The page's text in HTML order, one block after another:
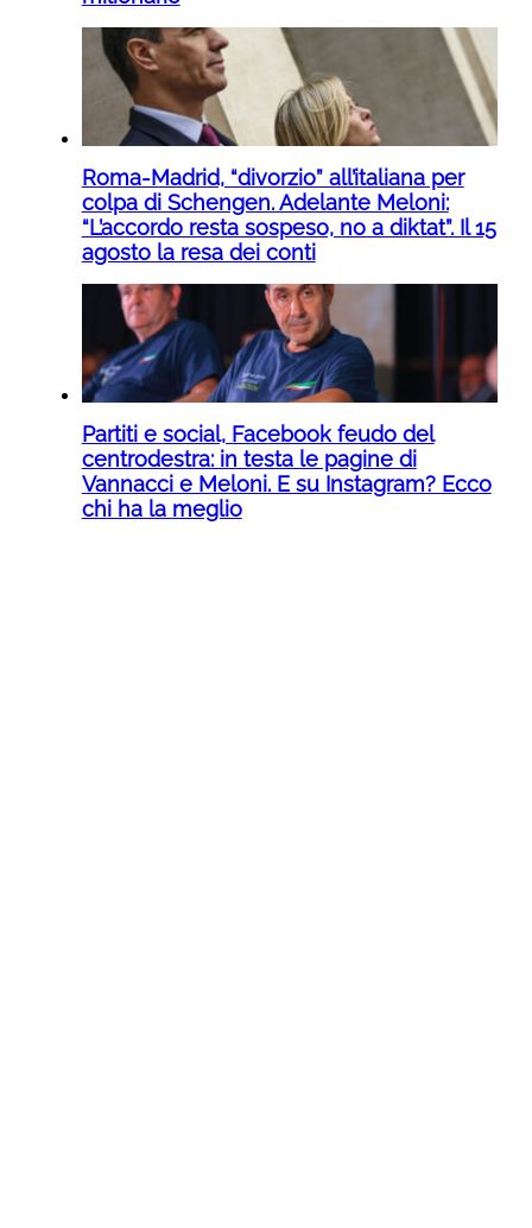
Roma-Madrid, “divorzio” all’italiana per
colpa di Schengen. Adelante Meloni:
“L’accordo resta sospeso, no a diktat”. Il 15
agosto la resa dei conti
Partiti e social, Facebook feudo del
centrodestra: in testa le pagine di
Vannacci e Meloni. E su Instagram? Ecco
chi ha la meglio